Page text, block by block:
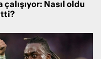
Nasıl oldu